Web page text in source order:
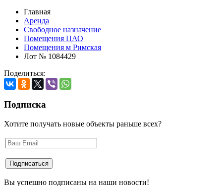
Главная
Аренда
Свободное назначение
Помещения ЦАО
Помещения м Римская
Лот № 1084429
Поделиться:
Подписка
Хотите получать новые объекты раньше всех?
Вы успешно подписаны на наши новости!